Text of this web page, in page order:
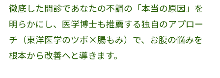
徹底した問診であなたの不調の「本当の原因」を
明らかにし、医学博士も推薦する独自のアプロー
チ（東洋医学のツボ×腸もみ）で、お腹の悩みを
根本から改善へと導きます。